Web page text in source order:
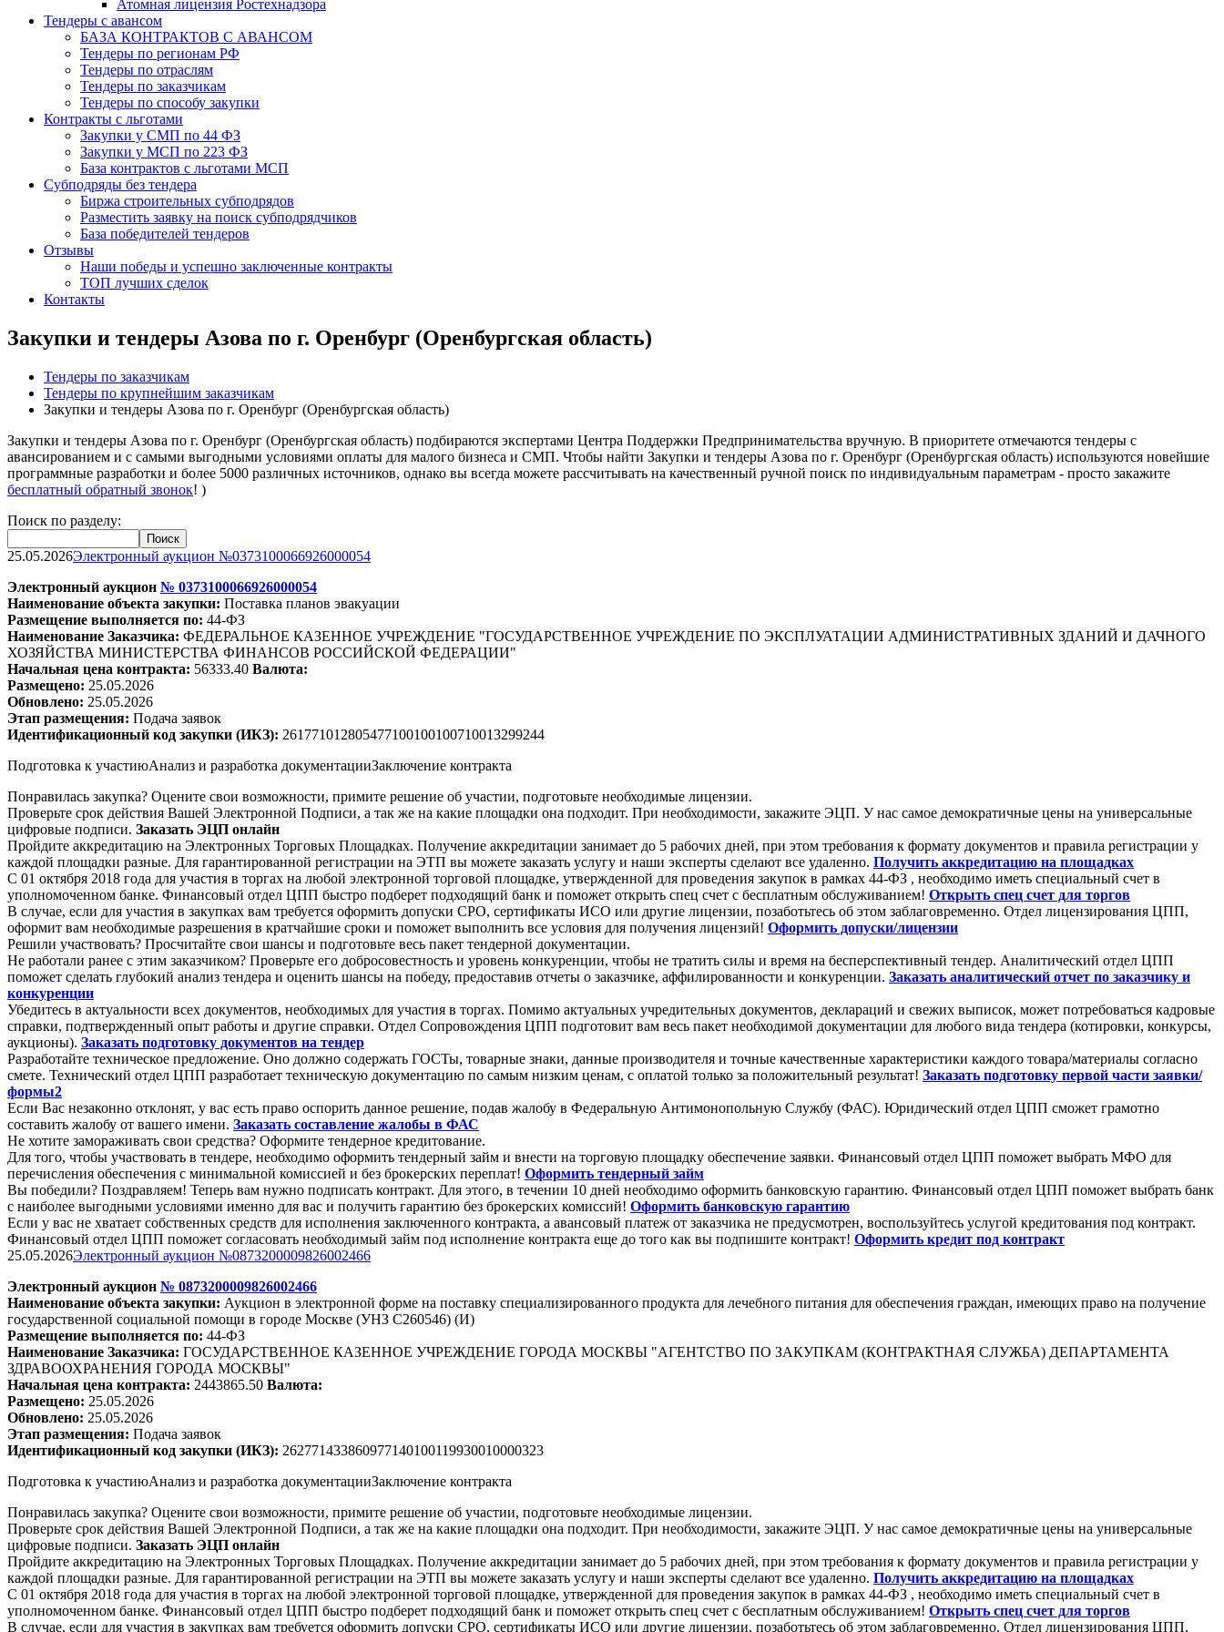
Атомная лицензия Ростехнадзора
Тендеры с авансом
БАЗА КОНТРАКТОВ С АВАНСОМ
Тендеры по регионам РФ
Тендеры по отраслям
Тендеры по заказчикам
Тендеры по способу закупки
Контракты с льготами
Закупки у СМП по 44 ФЗ
Закупки у МСП по 223 ФЗ
База контрактов с льготами МСП
Субподряды без тендера
Биржа строительных субподрядов
Разместить заявку на поиск субподрядчиков
База победителей тендеров
Отзывы
Наши победы и успешно заключенные контракты
ТОП лучших сделок
Контакты
Закупки и тендеры Азова по г. Оренбург (Оренбургская область)
Тендеры по заказчикам
Тендеры по крупнейшим заказчикам
Закупки и тендеры Азова по г. Оренбург (Оренбургская область)
Закупки и тендеры Азова по г. Оренбург (Оренбургская область) подбираются экспертами Центра Поддержки Предпринимательства вручную. В приоритете отмечаются тендеры с
авансированием и с самыми выгодными условиями оплаты для малого бизнеса и СМП. Чтобы найти Закупки и тендеры Азова по г. Оренбург (Оренбургская область) используются новейшие
программные разработки и более 5000 различных источников, однако вы всегда можете рассчитывать на качественный ручной поиск по индивидуальным параметрам - просто закажите
бесплатный обратный звонок! )
Поиск по разделу:
25.05.2026Электронный аукцион №0373100066926000054
Электронный аукцион № 0373100066926000054
Наименование объекта закупки: Поставка планов эвакуации
Размещение выполняется по: 44-ФЗ
Наименование Заказчика: ФЕДЕРАЛЬНОЕ КАЗЕННОЕ УЧРЕЖДЕНИЕ "ГОСУДАРСТВЕННОЕ УЧРЕЖДЕНИЕ ПО ЭКСПЛУАТАЦИИ АДМИНИСТРАТИВНЫХ ЗДАНИЙ И ДАЧНОГО
ХОЗЯЙСТВА МИНИСТЕРСТВА ФИНАНСОВ РОССИЙСКОЙ ФЕДЕРАЦИИ"
Начальная цена контракта: 56333.40 Валюта:
Размещено: 25.05.2026
Обновлено: 25.05.2026
Этап размещения: Подача заявок
Идентификационный код закупки (ИКЗ): 261771012805477100100100710013299244
Подготовка к участиюАнализ и разработка документацииЗаключение контракта
Понравилась закупка? Оцените свои возможности, примите решение об участии, подготовьте необходимые лицензии.
Проверьте срок действия Вашей Электронной Подписи, а так же на какие площадки она подходит. При необходимости, закажите ЭЦП. У нас самое демократичные цены на универсальные
цифровые подписи. Заказать ЭЦП онлайн
Пройдите аккредитацию на Электронных Торговых Площадках. Получение аккредитации занимает до 5 рабочих дней, при этом требования к формату документов и правила регистрации у
каждой площадки разные. Для гарантированной регистрации на ЭТП вы можете заказать услугу и наши эксперты сделают все удаленно. Получить аккредитацию на площадках
С 01 октября 2018 года для участия в торгах на любой электронной торговой площадке, утвержденной для проведения закупок в рамках 44-ФЗ , необходимо иметь специальный счет в
уполномоченном банке. Финансовый отдел ЦПП быстро подберет подходящий банк и поможет открыть спец счет с бесплатным обслуживанием! Открыть спец счет для торгов
В случае, если для участия в закупках вам требуется оформить допуски СРО, сертификаты ИСО или другие лицензии, позаботьтесь об этом заблаговременно. Отдел лицензирования ЦПП,
оформит вам необходимые разрешения в кратчайшие сроки и поможет выполнить все условия для получения лицензий! Оформить допуски/лицензии
Решили участвовать? Просчитайте свои шансы и подготовьте весь пакет тендерной документации.
Не работали ранее с этим заказчиком? Проверьте его добросовестность и уровень конкуренции, чтобы не тратить силы и время на бесперспективный тендер. Аналитический отдел ЦПП
поможет сделать глубокий анализ тендера и оценить шансы на победу, предоставив отчеты о заказчике, аффилированности и конкуренции. Заказать аналитический отчет по заказчику и
конкуренции
Убедитесь в актуальности всех документов, необходимых для участия в торгах. Помимо актуальных учредительных документов, деклараций и свежих выписок, может потребоваться кадровые
справки, подтвержденный опыт работы и другие справки. Отдел Сопровождения ЦПП подготовит вам весь пакет необходимой документации для любого вида тендера (котировки, конкурсы,
аукционы). Заказать подготовку документов на тендер
Разработайте техническое предложение. Оно должно содержать ГОСТы, товарные знаки, данные производителя и точные качественные характеристики каждого товара/материалы согласно
смете. Технический отдел ЦПП разработает техническую документацию по самым низким ценам, с оплатой только за положительный результат! Заказать подготовку первой части заявки/
формы2
Если Вас незаконно отклонят, у вас есть право оспорить данное решение, подав жалобу в Федеральную Антимонопольную Службу (ФАС). Юридический отдел ЦПП сможет грамотно
составить жалобу от вашего имени. Заказать составление жалобы в ФАС
Не хотите замораживать свои средства? Оформите тендерное кредитование.
Для того, чтобы участвовать в тендере, необходимо оформить тендерный займ и внести на торговую площадку обеспечение заявки. Финансовый отдел ЦПП поможет выбрать МФО для
перечисления обеспечения с минимальной комиссией и без брокерских переплат! Оформить тендерный займ
Вы победили? Поздравляем! Теперь вам нужно подписать контракт. Для этого, в течении 10 дней необходимо оформить банковскую гарантию. Финансовый отдел ЦПП поможет выбрать банк
с наиболее выгодными условиями именно для вас и получить гарантию без брокерских комиссий! Оформить банковскую гарантию
Если у вас не хватает собственных средств для исполнения заключенного контракта, а авансовый платеж от заказчика не предусмотрен, воспользуйтесь услугой кредитования под контракт.
Финансовый отдел ЦПП поможет согласовать необходимый займ под исполнение контракта еще до того как вы подпишите контракт! Оформить кредит под контракт
25.05.2026Электронный аукцион №0873200009826002466
Электронный аукцион № 0873200009826002466
Наименование объекта закупки: Аукцион в электронной форме на поставку специализированного продукта для лечебного питания для обеспечения граждан, имеющих право на получение
государственной социальной помощи в городе Москве (УНЗ С260546) (И)
Размещение выполняется по: 44-ФЗ
Наименование Заказчика: ГОСУДАРСТВЕННОЕ КАЗЕННОЕ УЧРЕЖДЕНИЕ ГОРОДА МОСКВЫ "АГЕНТСТВО ПО ЗАКУПКАМ (КОНТРАКТНАЯ СЛУЖБА) ДЕПАРТАМЕНТА
ЗДРАВООХРАНЕНИЯ ГОРОДА МОСКВЫ"
Начальная цена контракта: 2443865.50 Валюта:
Размещено: 25.05.2026
Обновлено: 25.05.2026
Этап размещения: Подача заявок
Идентификационный код закупки (ИКЗ): 262771433860977140100119930010000323
Подготовка к участиюАнализ и разработка документацииЗаключение контракта
Понравилась закупка? Оцените свои возможности, примите решение об участии, подготовьте необходимые лицензии.
Проверьте срок действия Вашей Электронной Подписи, а так же на какие площадки она подходит. При необходимости, закажите ЭЦП. У нас самое демократичные цены на универсальные
цифровые подписи. Заказать ЭЦП онлайн
Пройдите аккредитацию на Электронных Торговых Площадках. Получение аккредитации занимает до 5 рабочих дней, при этом требования к формату документов и правила регистрации у
каждой площадки разные. Для гарантированной регистрации на ЭТП вы можете заказать услугу и наши эксперты сделают все удаленно. Получить аккредитацию на площадках
С 01 октября 2018 года для участия в торгах на любой электронной торговой площадке, утвержденной для проведения закупок в рамках 44-ФЗ , необходимо иметь специальный счет в
уполномоченном банке. Финансовый отдел ЦПП быстро подберет подходящий банк и поможет открыть спец счет с бесплатным обслуживанием! Открыть спец счет для торгов
В случае, если для участия в закупках вам требуется оформить допуски СРО, сертификаты ИСО или другие лицензии, позаботьтесь об этом заблаговременно. Отдел лицензирования ЦПП,